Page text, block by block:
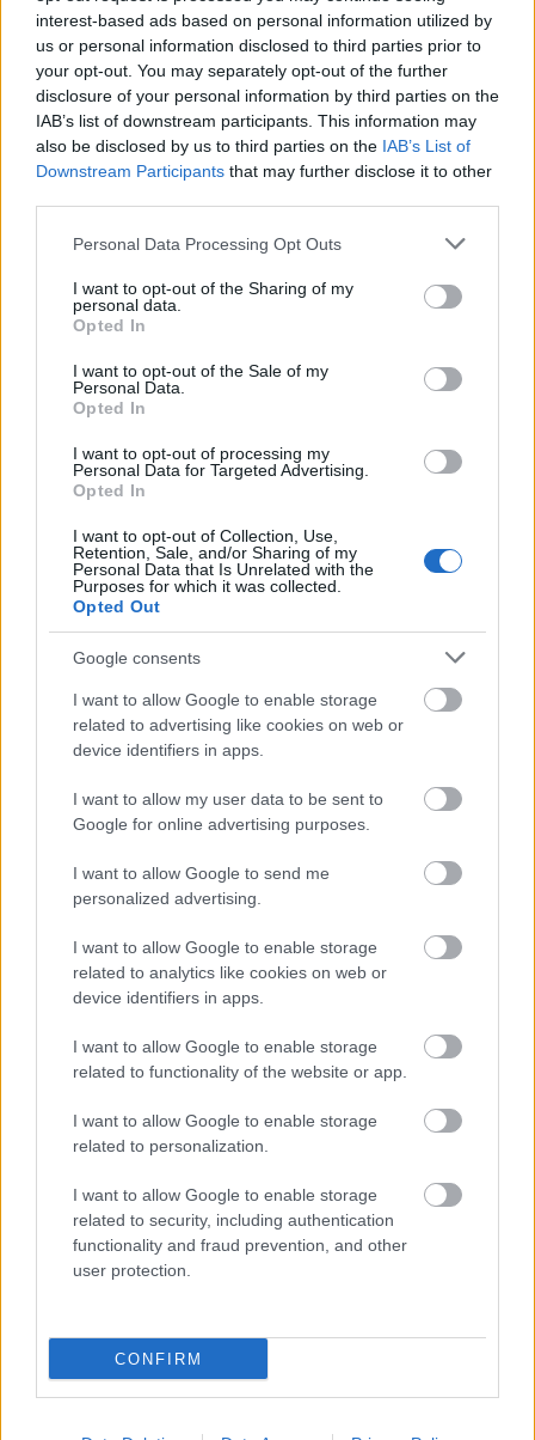
interest-based ads based on personal information utilized by
us or personal information disclosed to third parties prior to
your opt-out. You may separately opt-out of the further
disclosure of your personal information by third parties on the
IAB’s list of downstream participants. This information may
also be disclosed by us to third parties on the IAB’s List of
Downstream Participants that may further disclose it to other
Please note that this website/app uses one or more Google
not limited to your visit or usage behaviour. You may click to
grant or deny consent to Google and its third-party tags to
use your data for below specified purposes in below Google
consent section.
Personal Data Processing Opt Outs
I want to opt-out of the Sharing of my
personal data.
Opted In
I want to opt-out of the Sale of my
Personal Data.
Opted In
I want to opt-out of processing my
Personal Data for Targeted Advertising.
Opted In
I want to opt-out of Collection, Use,
Retention, Sale, and/or Sharing of my
Personal Data that Is Unrelated with the
Purposes for which it was collected.
Opted Out
Google consents
I want to allow Google to enable storage
related to advertising like cookies on web or
device identifiers in apps.
I want to allow my user data to be sent to
Google for online advertising purposes.
I want to allow Google to send me
personalized advertising.
I want to allow Google to enable storage
related to analytics like cookies on web or
device identifiers in apps.
I want to allow Google to enable storage
related to functionality of the website or app.
I want to allow Google to enable storage
related to personalization.
I want to allow Google to enable storage
related to security, including authentication
functionality and fraud prevention, and other
user protection.
CONFIRM
Szintén kihagyhatatlan a "régi és új" című
kompozíció. Ezen túl az egyéb műszaki
megoldásokat is érdemes megnézni: a födémet, a
felsővezeték kialakítását (nem drót, hanem egy
vékony sín)!
És a bejegyzés végén még egy videó - a nosztalgia
kocsi kívül-belül, alul-felül. Különösen nagy élmény
az állomásokon a közeledő majd távolodó kocsi
mélyen búgó hangját hallani, ezt sajnos a kamerám
jelző csöngetés (a kocsi a közbenső megállókban
nem állt meg, mivel kis befogadókéepssége miatt az
kiszállni pedig senki nem akart:) is tetszett.
Még jó hosszú életet kívánok a 116 éves Öreg
Hölgynek!
közlekedés
nosztalgia
oldtimer kisföldalatti Geoffrey Tribe
Ajánlott bejegyzések: